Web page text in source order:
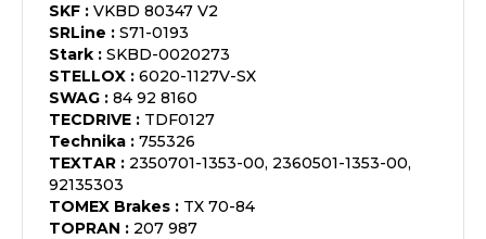
SKF : VKBD 80347 V2
SRLine : S71-0193
Stark : SKBD-0020273
STELLOX : 6020-1127V-SX
SWAG : 84 92 8160
TECDRIVE : TDF0127
Technika : 755326
TEXTAR : 2350701-1353-00, 2360501-1353-00,
92135303
TOMEX Brakes : TX 70-84
TOPRAN : 207 987